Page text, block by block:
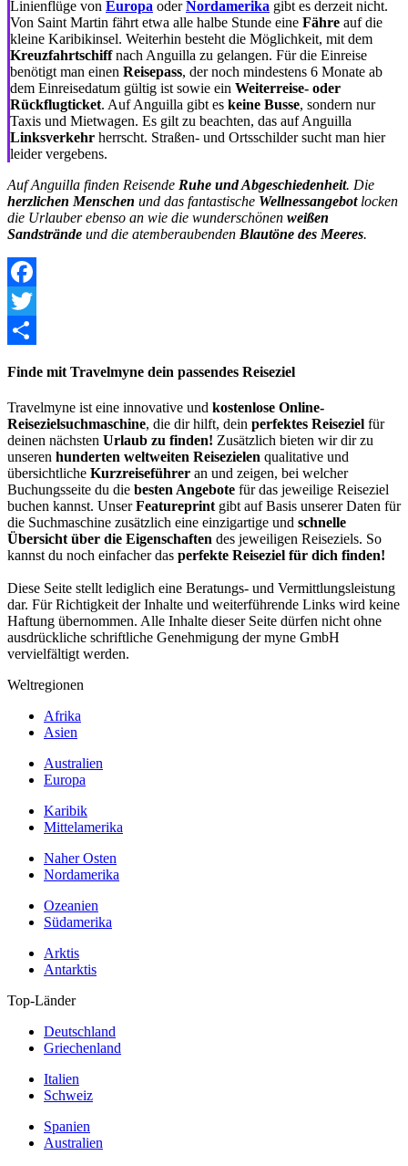
Linienflüge von Europa oderNordamerika gibt es derzeit nicht.
Von Saint Martin fährt etwa alle halbe Stunde eine Fähre auf die
kleine Karibikinsel. Weiterhin besteht die Möglichkeit, mit dem
Kreuzfahrtschiffnach Anguilla zu gelangen. Für die Einreise
benötigt man einen Reisepass, der noch mindestens 6 Monate ab
dem Einreisedatum gültig ist sowie ein Weiterreise- oder
Rückflugticket. Auf Anguilla gibt es keine Busse, sondern nur
Taxis und Mietwagen. Es gilt zu beachten, das auf Anguilla
Linksverkehr herrscht. Straßen- und Ortsschilder sucht man hier
leider vergebens.
Auf Anguilla finden Reisende Ruhe und Abgeschiedenheit. Die
herzlichen Menschen und das fantastische Wellnessangebotlocken
die Urlauber ebenso an wie die wunderschönen weißen
Sandstrände und die atemberaubenden Blautöne des Meeres.
Facebook
Twitter
Finde mit Travelmyne dein passendes Reiseziel
Travelmyne ist eine innovative und kostenlose Online-
Reisezielsuchmaschine, die dir hilft, dein perfektes Reiseziel für
deinen nächsten Urlaub zu finden! Zusätzlich bieten wir dir zu
unseren hunderten weltweiten Reisezielen qualitative und
übersichtliche Kurzreiseführer an und zeigen, bei welcher
Buchungsseite du die besten Angebote für das jeweilige Reiseziel
buchen kannst. UnserFeatureprint gibt auf Basis unserer Daten für
die Suchmaschine zusätzlich eine einzigartige und schnelle
Übersicht über die Eigenschaften des jeweiligen Reiseziels. So
kannst du noch einfacher das perfekte Reiseziel für dich finden!
Diese Seite stellt lediglich eine Beratungs- und Vermittlungsleistung
dar. Für Richtigkeit der Inhalte und weiterführende Links wird keine
Haftung übernommen. Alle Inhalte dieser Seite dürfen nicht ohne
ausdrückliche schriftliche Genehmigung der myne GmbH
vervielfältigt werden.
Weltregionen
Afrika
Asien
Australien
Europa
Karibik
Mittelamerika
Naher Osten
Nordamerika
Ozeanien
Südamerika
Arktis
Antarktis
Top-Länder
Deutschland
Griechenland
Italien
Schweiz
Spanien
Australien